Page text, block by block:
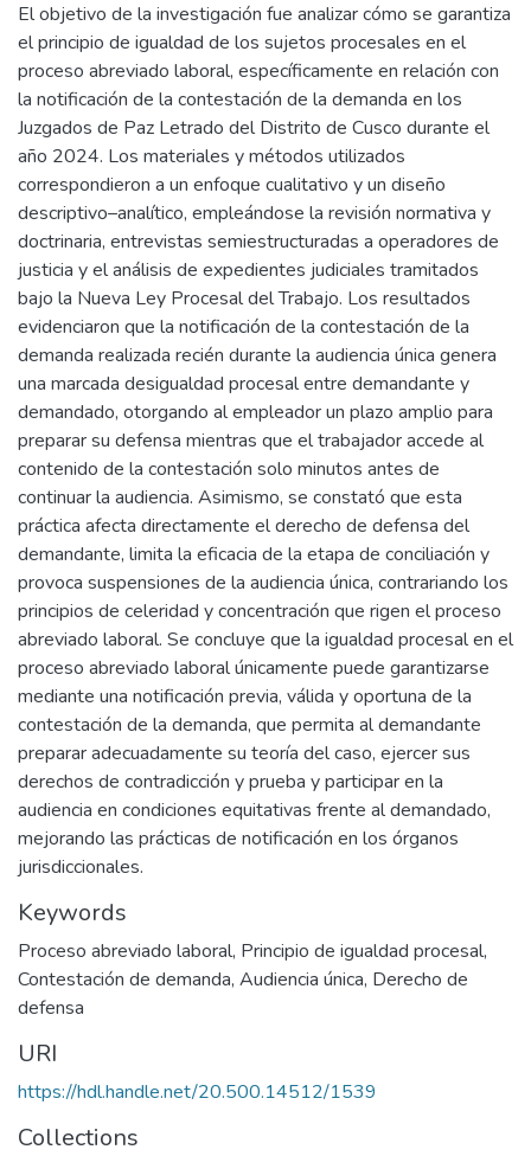
El objetivo de la investigación fue analizar cómo se garantiza
el principio de igualdad de los sujetos procesales en el
proceso abreviado laboral, específicamente en relación con
la notificación de la contestación de la demanda en los
Juzgados de Paz Letrado del Distrito de Cusco durante el
año 2024. Los materiales y métodos utilizados
correspondieron a un enfoque cualitativo y un diseño
descriptivo–analítico, empleándose la revisión normativa y
doctrinaria, entrevistas semiestructuradas a operadores de
justicia y el análisis de expedientes judiciales tramitados
bajo la Nueva Ley Procesal del Trabajo. Los resultados
evidenciaron que la notificación de la contestación de la
demanda realizada recién durante la audiencia única genera
una marcada desigualdad procesal entre demandante y
demandado, otorgando al empleador un plazo amplio para
preparar su defensa mientras que el trabajador accede al
contenido de la contestación solo minutos antes de
continuar la audiencia. Asimismo, se constató que esta
práctica afecta directamente el derecho de defensa del
demandante, limita la eficacia de la etapa de conciliación y
provoca suspensiones de la audiencia única, contrariando los
principios de celeridad y concentración que rigen el proceso
abreviado laboral. Se concluye que la igualdad procesal en el
proceso abreviado laboral únicamente puede garantizarse
mediante una notificación previa, válida y oportuna de la
contestación de la demanda, que permita al demandante
preparar adecuadamente su teoría del caso, ejercer sus
derechos de contradicción y prueba y participar en la
audiencia en condiciones equitativas frente al demandado,
mejorando las prácticas de notificación en los órganos
jurisdiccionales.
Keywords
Proceso abreviado laboral, Principio de igualdad procesal,
Contestación de demanda, Audiencia única, Derecho de
defensa
URI
https://hdl.handle.net/20.500.14512/1539
Collections